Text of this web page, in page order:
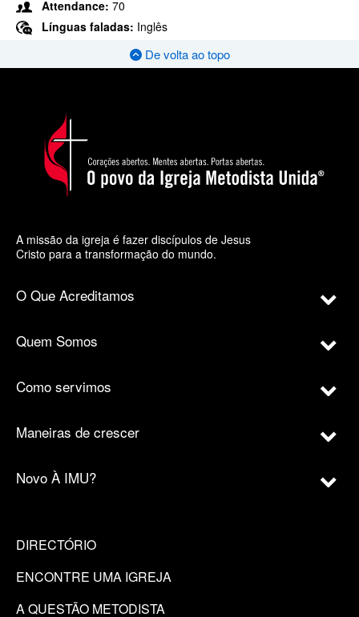
Attendance: 70
Línguas faladas: Inglês
De volta ao topo
A missão da igreja é fazer discípulos de Jesus
Cristo para a transformação do mundo.
O Que Acreditamos
Quem Somos
Como servimos
Maneiras de crescer
Novo À IMU?
DIRECTÓRIO
ENCONTRE UMA IGREJA
A QUESTÃO METODISTA